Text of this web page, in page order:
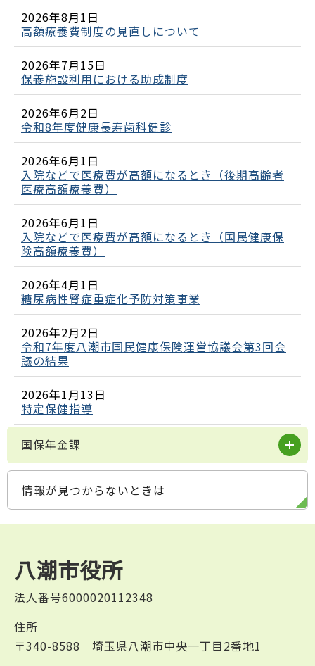
2026年8月1日
高額療養費制度の見直しについて
2026年7月15日
保養施設利用における助成制度
2026年6月2日
令和8年度健康長寿歯科健診
2026年6月1日
入院などで医療費が高額になるとき（後期高齢者
医療高額療養費）
2026年6月1日
入院などで医療費が高額になるとき（国民健康保
険高額療養費）
2026年4月1日
糖尿病性腎症重症化予防対策事業
2026年2月2日
令和7年度八潮市国民健康保険運営協議会第3回会
議の結果
2026年1月13日
特定保健指導
国保年金課
情報が見つからないときは
八潮市役所
法人番号6000020112348
住所
〒340-8588 埼玉県八潮市中央一丁目2番地1